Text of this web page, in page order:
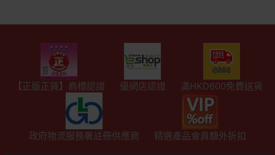
【正版正貨】商標認證 優網店認證 滿HKD600免費送貨
政府物流服務署註冊供應商 精選產品會員額外折扣